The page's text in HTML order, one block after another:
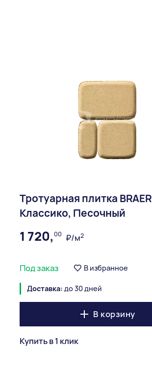
Тротуарная плитка BRAER
Классико, Песочный
1 720,00 ₽/м2
Под заказ В избранное
Доставка: до 30 дней
В корзину
Купить в 1 клик